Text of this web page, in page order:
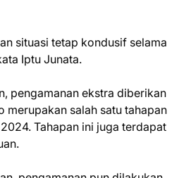
situasi tetap kondusif selama
Iptu Junata.
pengamanan ekstra diberikan
merupakan salah satu tahapan
Tahapan ini juga terdapat